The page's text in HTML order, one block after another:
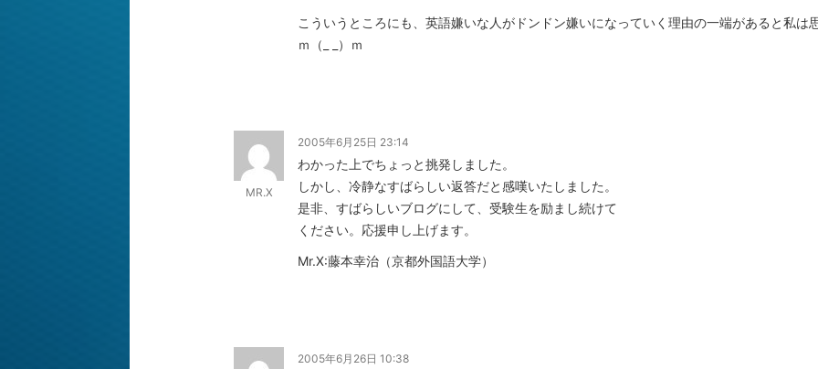
こういうところにも、英語嫌いな人がドンドン嫌いになっていく理由の一端があると私は
ｍ（_ _）ｍ
MR.X
2005年6月25日 23:14
わかった上でちょっと挑発しました。
しかし、冷静なすばらしい返答だと感嘆いたしました。
是非、すばらしいブログにして、受験生を励まし続けて
ください。応援申し上げます。
Mr.X:藤本幸治（京都外国語大学）
2005年6月26日 10:38